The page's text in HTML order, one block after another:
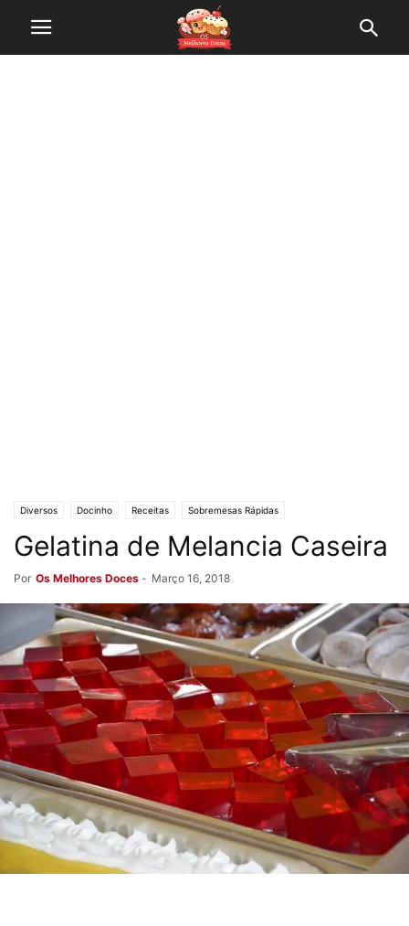
Diversos Docinho Receitas Sobremesas Rápidas
Gelatina de Melancia Caseira
Por Os Melhores Doces - Março 16, 2018